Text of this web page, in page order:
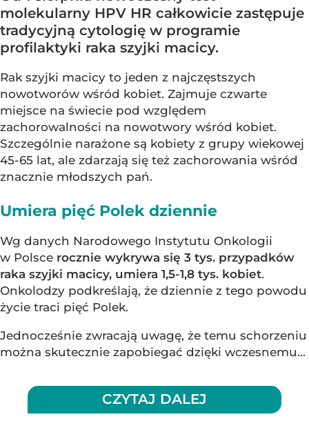
molekularny HPV HR całkowicie zastępuje
tradycyjną cytologię w programie
profilaktyki raka szyjki macicy.
Rak szyjki macicy to jeden z najczęstszych
nowotworów wśród kobiet. Zajmuje czwarte
miejsce na świecie pod względem
zachorowalności na nowotwory wśród kobiet.
Szczególnie narażone są kobiety z grupy wiekowej
45-65 lat, ale zdarzają się też zachorowania wśród
znacznie młodszych pań.
Umiera pięć Polek dziennie
Wg danych Narodowego Instytutu Onkologii
w Polsce rocznie wykrywa się 3 tys. przypadków
raka szyjki macicy, umiera 1,5-1,8 tys. kobiet.
Onkolodzy podkreślają, że dziennie z tego powodu
życie traci pięć Polek.
Jednocześnie zwracają uwagę, że temu schorzeniu
można skutecznie zapobiegać dzięki wczesnemu...
CZYTAJ DALEJ